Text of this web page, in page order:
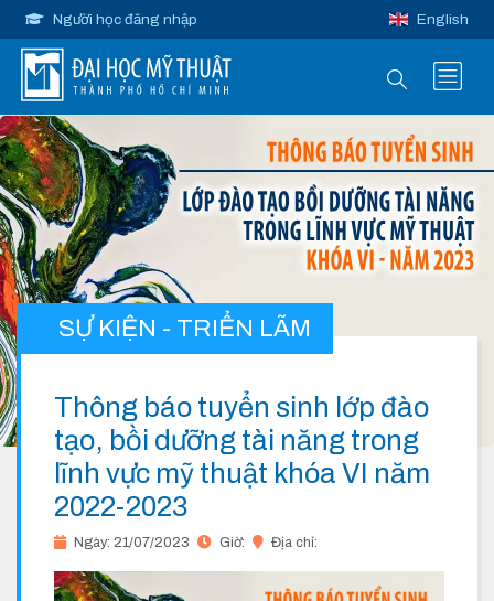
Người học đăng nhập English
SỰ KIỆN - TRIỂN LÃM
Thông báo tuyển sinh lớp đào
tạo, bồi dưỡng tài năng trong
lĩnh vực mỹ thuật khóa VI năm
2022-2023
Ngày: 21/07/2023 Giờ: Địa chỉ: